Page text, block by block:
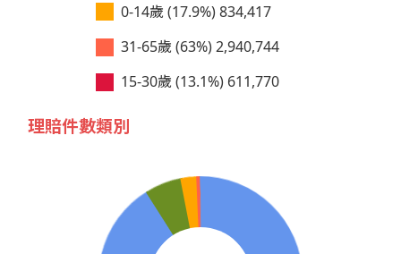
0-14歲 (17.9%) 834,417
31-65歲 (63%) 2,940,744
15-30歲 (13.1%) 611,770
理賠件數類別